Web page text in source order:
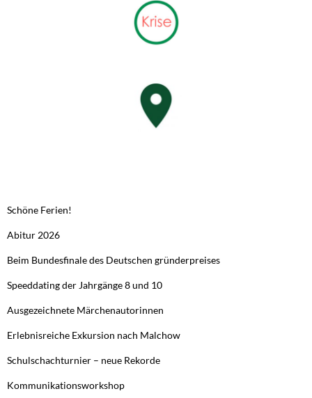
Schöne Ferien!
Abitur 2026
Beim Bundesfinale des Deutschen gründerpreises
Speeddating der Jahrgänge 8 und 10
Ausgezeichnete Märchenautorinnen
Erlebnisreiche Exkursion nach Malchow
Schulschachturnier – neue Rekorde
Kommunikationsworkshop